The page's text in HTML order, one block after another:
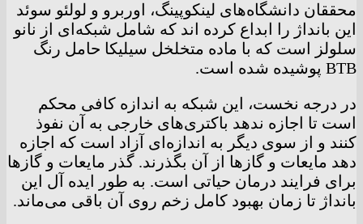
محققان دانشگاه‌های لینکوپینگ، اوربرو و لولئو سوئد
این بانداژ را ابداع کرده اند که شامل شبکه‌ای از نانو
سلولز است که با ماده متخلخل سیلیکا حامل رنگ
BTB پوشیده شده است.
در درجه نخست، این شبکه به اندازه کافی محکم
است تا اجازه ندهد باکتری‌های خارجی به آن نفوذ
کنند و از سوی دیگر به اندازه‌ای آزاد است که اجازه
دهد مایعات و گاز‌ها از آن بگذرند. گذر مایعات و گاز‌ها
برای فرایند درمان حیاتی است. به طور ایده آل این
بانداژ تا زمان بهبود کامل زخم روی آن باقی می‌ماند.